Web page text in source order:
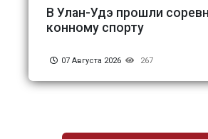
В Улан-Удэ прошли
конному спорту
07 Августа 2026 267